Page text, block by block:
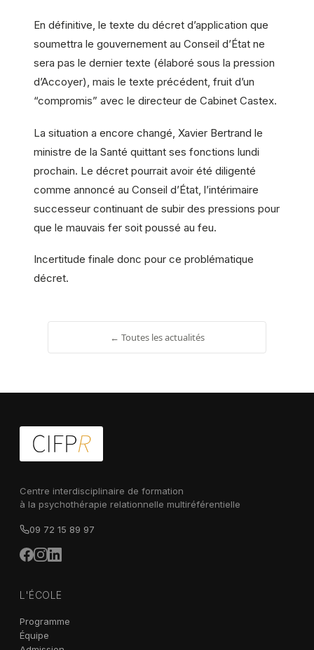
En définitive, le texte du décret d’application que
soumettra le gouvernement au Conseil d’État ne
sera pas le dernier texte (élaboré sous la pression
d’Accoyer), mais le texte précédent, fruit d’un
“compromis” avec le directeur de Cabinet Castex.
La situation a encore changé, Xavier Bertrand le
ministre de la Santé quittant ses fonctions lundi
prochain. Le décret pourrait avoir été diligenté
comme annoncé au Conseil d’État, l’intérimaire
successeur continuant de subir des pressions pour
que le mauvais fer soit poussé au feu.
Incertitude finale donc pour ce problématique
décret.
← Toutes les actualités
Centre interdisciplinaire de formation
à la psychothérapie relationnelle multiréférentielle
09 72 15 89 97
L'ÉCOLE
Programme
Équipe